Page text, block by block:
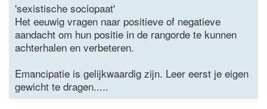
'sexistische sociopaat'
Het eeuwig vragen naar positieve of negatieve
aandacht om hun positie in de rangorde te kunnen
achterhalen en verbeteren.
Emancipatie is gelijkwaardig zijn. Leer eerst je eigen
gewicht te dragen.....